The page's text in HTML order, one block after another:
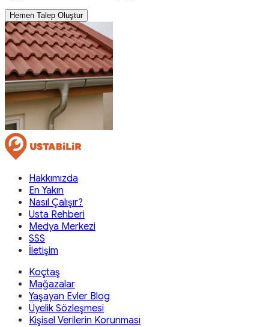
Hemen Talep Oluştur
Hakkımızda
En Yakın
Nasıl Çalışır?
Usta Rehberi
Medya Merkezi
SSS
İletişim
Koçtaş
Mağazalar
Yaşayan Evler Blog
Üyelik Sözleşmesi
Kişisel Verilerin Korunması